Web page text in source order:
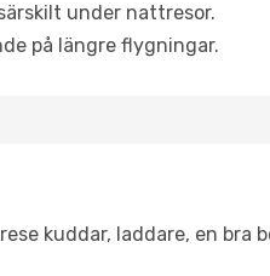
under nattresor.
på längre flygningar.
kuddar, laddare, en bra